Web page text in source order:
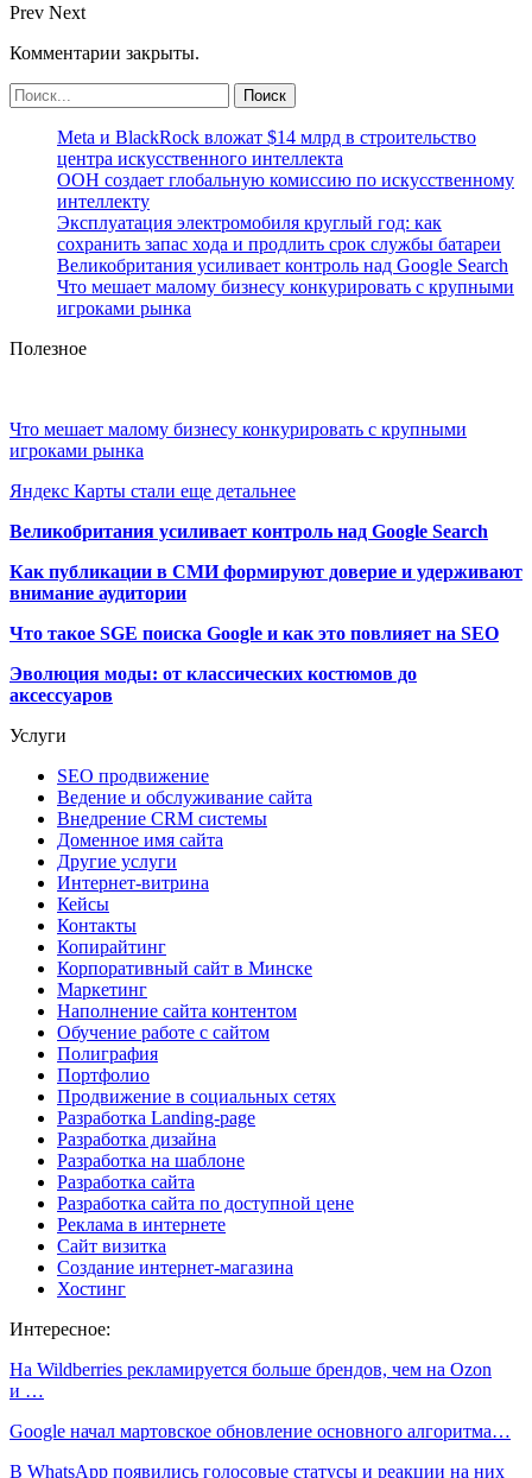
Prev Next
Комментарии закрыты.
Meta и BlackRock вложат $14 млрд в строительство
центра искусственного интеллекта
ООН создает глобальную комиссию по искусственному
интеллекту
Эксплуатация электромобиля круглый год: как
сохранить запас хода и продлить срок службы батареи
Великобритания усиливает контроль над Google Search
Что мешает малому бизнесу конкурировать с крупными
игроками рынка
Полезное
Что мешает малому бизнесу конкурировать с крупными
игроками рынка
Яндекс Карты стали еще детальнее
Великобритания усиливает контроль над Google Search
Как публикации в СМИ формируют доверие и удерживают
внимание аудитории
Что такое SGE поиска Google и как это повлияет на SEO
Эволюция моды: от классических костюмов до
аксессуаров
Услуги
SEO продвижение
Ведение и обслуживание сайта
Внедрение CRM системы
Доменное имя сайта
Другие услуги
Интернет-витрина
Кейсы
Контакты
Копирайтинг
Корпоративный сайт в Минске
Маркетинг
Наполнение сайта контентом
Обучение работе с сайтом
Полиграфия
Портфолио
Продвижение в социальных сетях
Разработка Landing-page
Разработка дизайна
Разработка на шаблоне
Разработка сайта
Разработка сайта по доступной цене
Реклама в интернете
Сайт визитка
Создание интернет-магазина
Хостинг
Интересное:
На Wildberries рекламируется больше брендов, чем на Ozon
и …
Google начал мартовское обновление основного алгоритма…
В WhatsApp появились голосовые статусы и реакции на них